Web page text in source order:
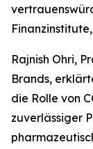
Rajnish Ohri,
Brands,
die Rolle von
zuverlässiger